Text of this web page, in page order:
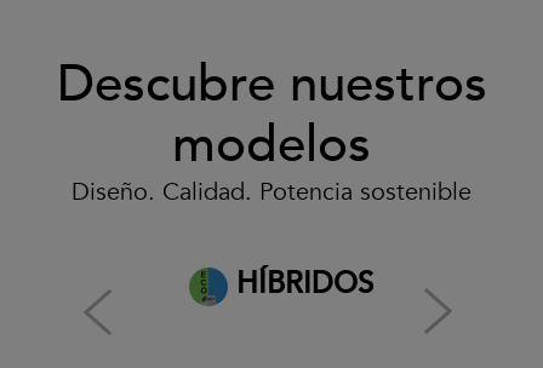
Descubre nuestros
modelos
Diseño. Calidad. Potencia sostenible
HÍBRIDOS